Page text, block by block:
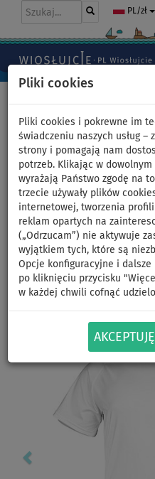
Pliki cookies
Pliki cookies i pokrewne im
świadczeniu naszych usług –
strony i pomagają nam
potrzeb. Klikając w
wyrażają Państwo zgodę na
trzecie używały plików
internetowej, tworzenia
reklam opartych na
(„Odrzucam”) nie aktywuje
wyjątkiem tych, które są
Opcje konfiguracyjne i
po kliknięciu przycisku
w każdej chwili cofnąć
AKCEPTUJĘ
PL/zł
Koszulka
WHITE -
rozmiar: XL
Previous